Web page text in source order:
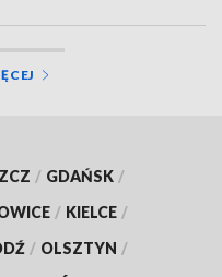
/ GDAŃSK /
/ KIELCE /
/ OLSZTYN /